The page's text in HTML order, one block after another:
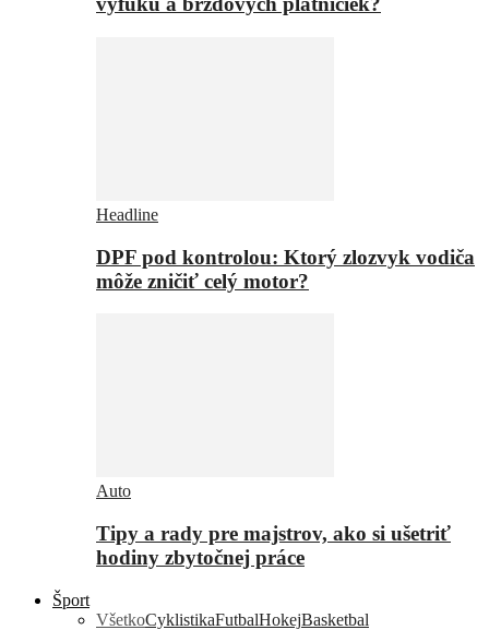
Headline
DPF pod kontrolou: Ktorý zlozvyk vodiča
môže zničiť celý motor?
Auto
Tipy a rady pre majstrov, ako si ušetriť
hodiny zbytočnej práce
Šport
VšetkoCyklistikaFutbalHokejBasketbal